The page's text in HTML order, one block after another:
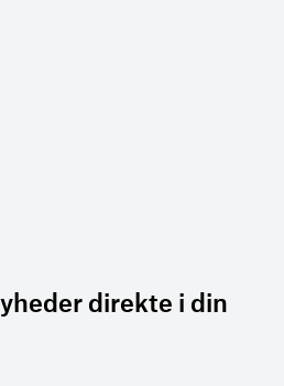
direkte i din